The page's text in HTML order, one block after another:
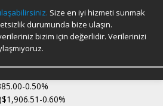
Size en iyi hizmeti sunmak
durumunda bize ulaşın.
bizim için değerlidir. Verilerinizi
-0.50%
$1,906.51 -0.60%